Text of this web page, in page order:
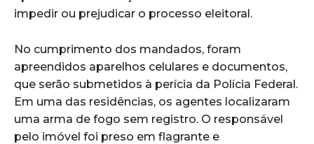
impedir ou prejudicar o processo eleitoral.
No cumprimento dos mandados, foram
apreendidos aparelhos celulares e documentos,
que serão submetidos à perícia da Polícia Federal.
Em uma das residências, os agentes localizaram
uma arma de fogo sem registro. O responsável
pelo imóvel foi preso em flagrante e